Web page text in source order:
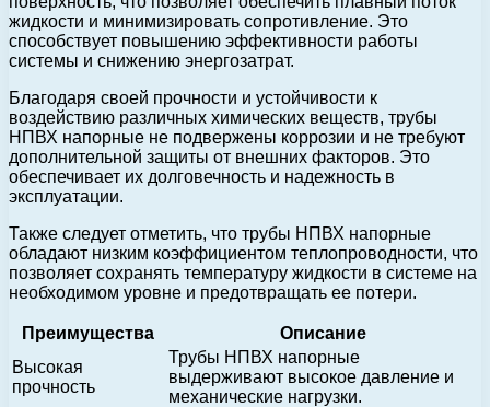
жидкости и минимизировать сопротивление. Это
способствует повышению эффективности работы
системы и снижению энергозатрат.
Благодаря своей прочности и устойчивости к
воздействию различных химических веществ, трубы
НПВХ напорные не подвержены коррозии и не требуют
дополнительной защиты от внешних факторов. Это
обеспечивает их долговечность и надежность в
эксплуатации.
Также следует отметить, что трубы НПВХ напорные
обладают низким коэффициентом теплопроводности, что
позволяет сохранять температуру жидкости в системе на
необходимом уровне и предотвращать ее потери.
Преимущества
Описание
Высокая
прочность
Трубы НПВХ напорные
выдерживают высокое давление и
механические нагрузки.